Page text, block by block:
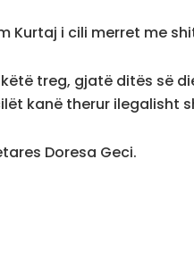
Kurtaj i cili merret me
treg, gjatë ditës së
kanë therur ilegalisht
Doresa Geci.